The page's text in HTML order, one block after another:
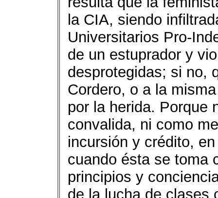
la CIA, siendo
Universitarios Pro-
de un estuprador y
desprotegidas; si no,
Cordero, o a la
por la herida. Porque
convalida, ni como
incursión y crédito,
cuando ésta se toma
principios y
de la lucha de clases